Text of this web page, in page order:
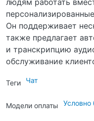
людям работать
Он поддерживает
также предлагает
и транскрипцию
обслуживание
Теги Чат
Модели оплаты Условно